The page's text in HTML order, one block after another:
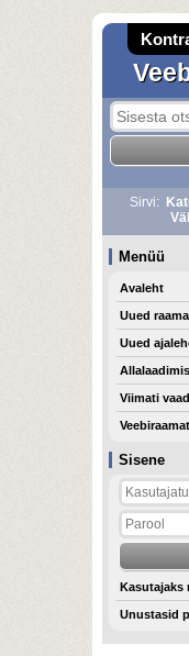
Sisene
Kasutajaks
Unustasid
Sirvi:
Menüü
Avaleht
Uued
Uued
Viimati